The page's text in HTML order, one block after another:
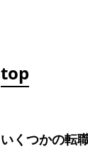
top
いくつかの転